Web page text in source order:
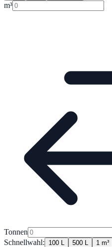
m³
Tonnen
Schnellwahl:
100 L 500 L 1 m³